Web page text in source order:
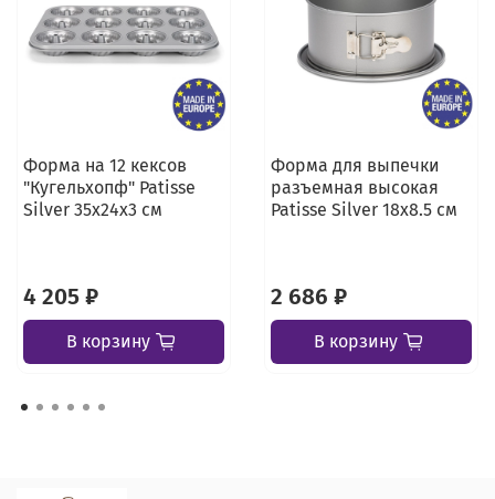
Форма на 12 кексов
"Кугельхопф" Patisse
Silver 35х24х3 см
4 205 ₽
В корзину
Форма для выпечки
разъемная высокая
Patisse Silver 18x8.5 см
2 686 ₽
В корзину